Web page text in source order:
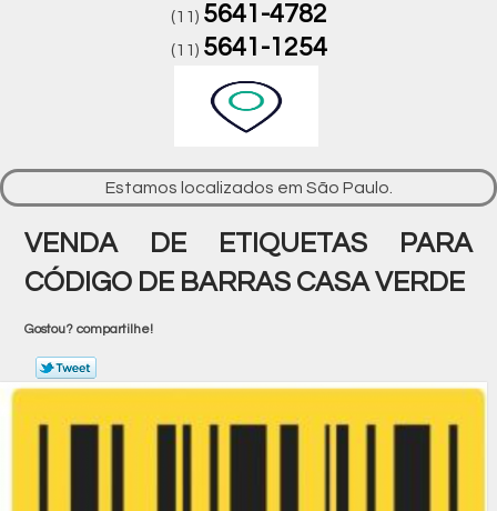
(11) 5641-4782
(11) 5641-1254
Estamos localizados em São Paulo.
VENDA DE ETIQUETAS PARA
CÓDIGO DE BARRAS CASA VERDE
Gostou? compartilhe!